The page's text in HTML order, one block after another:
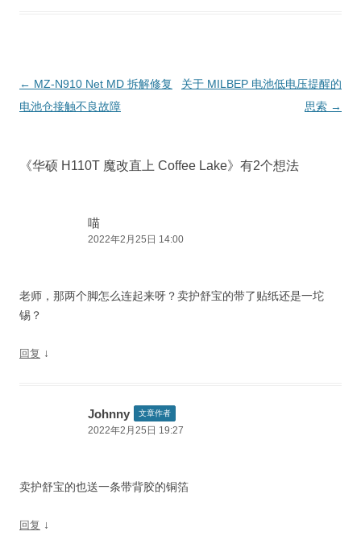
文
章
← MZ-N910 Net MD 拆解修复
电池仓接触不良故障
关于 MILBEP 电池低电压提醒的
思索 →
《华硕 H110T 魔改直上 Coffee Lake》有2个想法
喵
2022年2月25日 14:00
老师，那两个脚怎么连起来呀？卖护舒宝的带了贴纸还是一坨
锡？
回复 ↓
Johnny 文章作者
2022年2月25日 19:27
卖护舒宝的也送一条带背胶的铜箔
回复 ↓